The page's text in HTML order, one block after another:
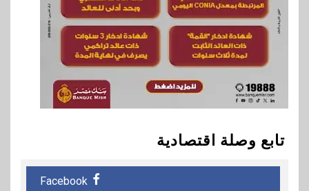
تابع وصلة اقتصادية
Facebook